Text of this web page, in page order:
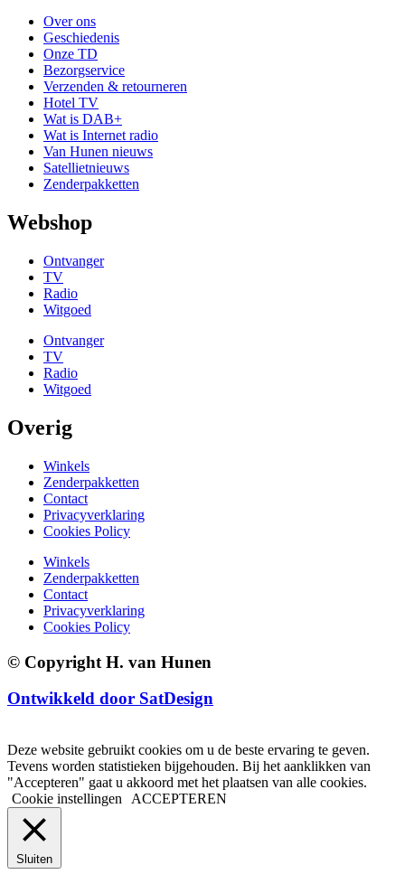
Over ons
Geschiedenis
Onze TD
Bezorgservice
Verzenden & retourneren
Hotel TV
Wat is DAB+
Wat is Internet radio
Van Hunen nieuws
Satellietnieuws
Zenderpakketten
Webshop
Ontvanger
TV
Radio
Witgoed
Ontvanger
TV
Radio
Witgoed
Overig
Winkels
Zenderpakketten
Contact
Privacyverklaring
Cookies Policy
Winkels
Zenderpakketten
Contact
Privacyverklaring
Cookies Policy
© Copyright H. van Hunen
Ontwikkeld door SatDesign
Deze website gebruikt cookies om u de beste ervaring te geven.
Tevens worden statistieken bijgehouden. Bij het aanklikken van
"Accepteren" gaat u akkoord met het plaatsen van alle cookies.
Cookie instellingen
ACCEPTEREN
Sluiten